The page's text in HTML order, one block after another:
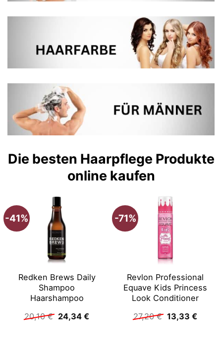
Die besten Haarpflege Produkte
online kaufen
-41%
Redken Brews Daily
Shampoo
Haarshampoo
20,10€ Ursprünglicher
Preis
24,34 €Aktueller
-71%
Revlon Professional
Equave Kids Princess
Look Conditioner
27,20€
Preis
13,33 €